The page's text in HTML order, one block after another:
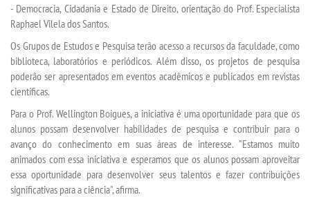
TCC
LOGIN
WEBMAIL
PORTAL DE ALUNOS
PORTAL DE PROFESSORES/ACADÊMICO
- Democracia, Cidadania e Estado de Direito, orientação do Prof. Especialista
Raphael Vilela dos Santos.
Os Grupos de Estudos e Pesquisa terão acesso a recursos da faculdade, como
biblioteca, laboratórios e periódicos. Além disso, os projetos de pesquisa
poderão ser apresentados em eventos acadêmicos e publicados em revistas
científicas.
Para o Prof. Wellington Boigues, a iniciativa é uma oportunidade para que os
alunos possam desenvolver habilidades de pesquisa e contribuir para o
avanço do conhecimento em suas áreas de interesse. "Estamos muito
animados com essa iniciativa e esperamos que os alunos possam aproveitar
essa oportunidade para desenvolver seus talentos e fazer contribuições
significativas para a ciência", afirma.